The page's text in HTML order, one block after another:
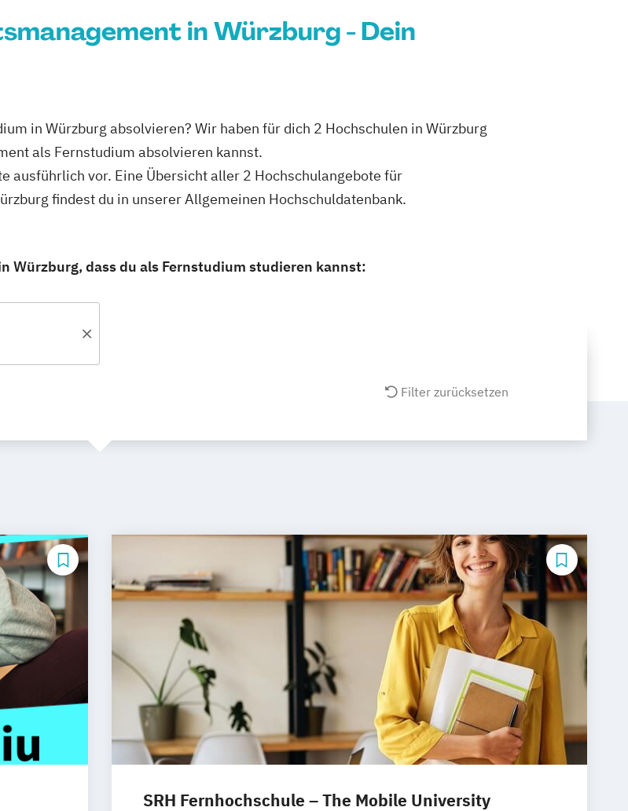
in Würzburg - Dein
in Würzburg absolvieren? Wir haben für dich 2 Hochschulen in Würzburg
als Fernstudium absolvieren kannst.
ausführlich vor. Eine Übersicht aller 2 Hochschulangebote für
findest du in unserer Allgemeinen Hochschuldatenbank.
Würzburg, dass du als Fernstudium studieren kannst:
Filter zurücksetzen
SRH Fernhochschule – The Mobile University